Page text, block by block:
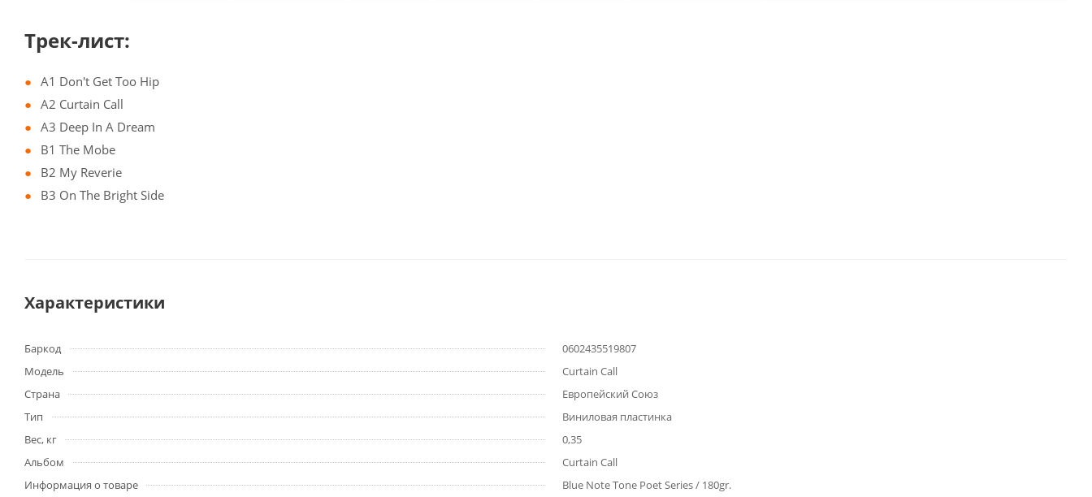
Трек-лист:
A1 Don't Get Too Hip
A2 Curtain Call
A3 Deep In A Dream
B1 The Mobe
B2 My Reverie
B3 On The Bright Side
Характеристики
Баркод
0602435519807
Модель
Curtain Call
Страна
Европейский Союз
Тип
Виниловая пластинка
Вес, кг
0,35
Альбом
Curtain Call
Информация о товаре
Blue Note Tone Poet Series / 180gr.